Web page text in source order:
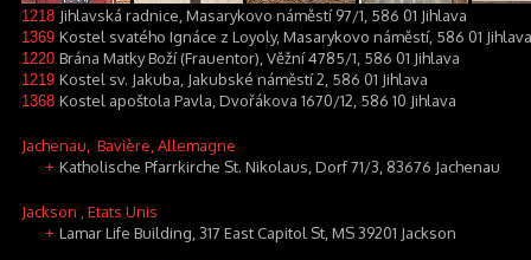
1218 Jihlavská radnice, Masarykovo náměstí 97/1, 586 01 Jihlava
1369 Kostel svatého Ignáce z Loyoly, Masarykovo náměstí, 586 01 Jihlava
1220 Brána Matky Boží (Frauentor), Věžní 4785/1, 586 01 Jihlava
1219 Kostel sv. Jakuba, Jakubské náměstí 2, 586 01 Jihlava
1368 Kostel apoštola Pavla, Dvořákova 1670/12, 586 10 Jihlava
Jachenau , Bavière, Allemagne
+ Katholische Pfarrkirche St. Nikolaus, Dorf 71/3, 83676 Jachenau
Jackson , Etats Unis
+ Lamar Life Building, 317 East Capitol St, MS 39201 Jackson